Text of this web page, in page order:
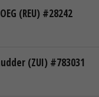
(REU) #28242
(ZUI) #783031